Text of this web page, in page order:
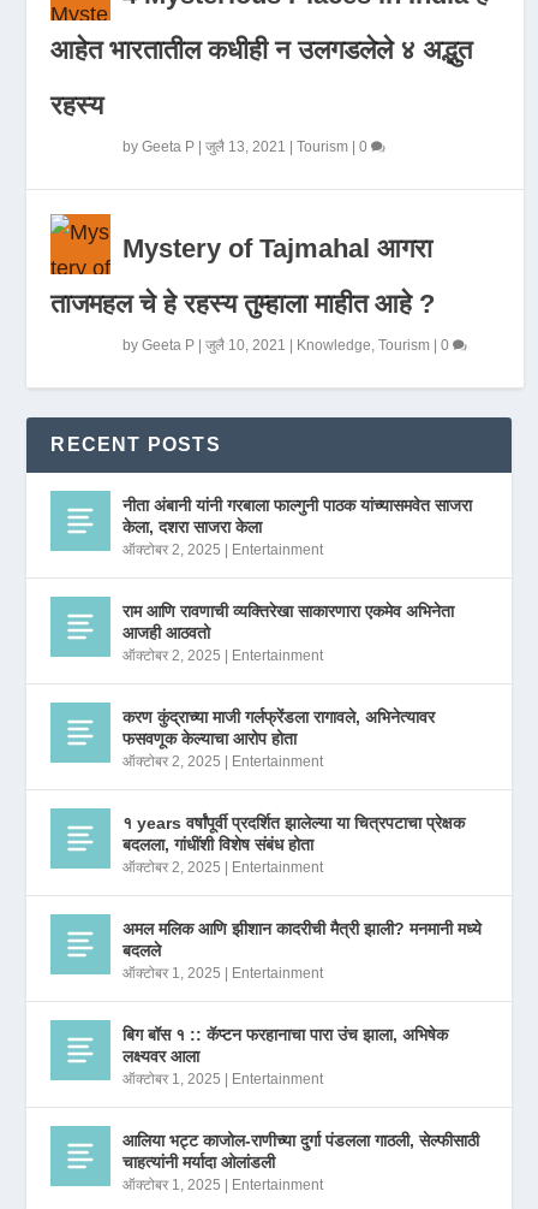
आहेत भारतातील कधीही न उलगडलेले ४ अद्भुत
रहस्य
byGeeta P |जुलै 13, 2021 |Tourism |0
Mystery of Tajmahal आगरा
ताजमहल चे हे रहस्य तुम्हाला माहीत आहे ?
byGeeta P |जुलै 10, 2021 Knowledge,Tourism |0
RECENT POSTS
नीता अंबानी यांनी गरबाला फाल्गुनी पाठक यांच्यासमवेत साजरा
केला, दशरा साजरा केला
ऑक्टोबर 2, 2025 Entertainment
राम आणि रावणाची व्यक्तिरेखा साकारणारा एकमेव अभिनेता
आजही आठवतो
ऑक्टोबर 2, 2025 Entertainment
करण कुंद्राच्या माजी गर्लफ्रेंडला रागावले, अभिनेत्यावर
फसवणूक केल्याचा आरोप होता
ऑक्टोबर 2, 2025 Entertainment
१ years वर्षांपूर्वी प्रदर्शित झालेल्या या चित्रपटाचा प्रेक्षक
बदलला, गांधींशी विशेष संबंध होता
ऑक्टोबर 2, 2025 Entertainment
अमल मलिक आणि झीशान कादरीची मैत्री झाली? मनमानी मध्ये
बदलले
ऑक्टोबर 1, 2025 Entertainment
बिग बॉस १ :: कॅप्टन फरहानाचा पारा उंच झाला, अभिषेक
लक्ष्यवर आला
ऑक्टोबर 1, 2025 Entertainment
आलिया भट्ट काजोल-राणीच्या दुर्गा पंडलला गाठली, सेल्फीसाठी
चाहत्यांनी मर्यादा ओलांडली
ऑक्टोबर 1, 2025 Entertainment